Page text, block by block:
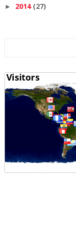
► 2014 (27)